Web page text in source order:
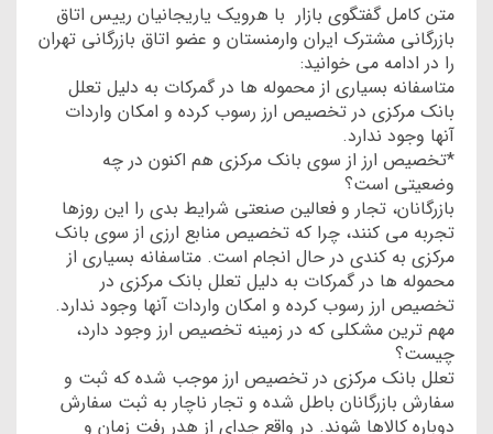
متن کامل گفتگوی بازار با هرویک یاریجانیان رییس اتاق
بازرگانی مشترک ایران وارمنستان و عضو اتاق بازرگانی تهران
را در ادامه می خوانید:
متاسفانه بسیاری از محموله ها در گمرکات به دلیل تعلل
بانک مرکزی در تخصیص ارز رسوب کرده و امکان واردات
آنها وجود ندارد.
*تخصیص ارز از سوی بانک مرکزی هم اکنون در چه
وضعیتی است؟
بازرگانان، تجار و فعالین صنعتی شرایط بدی را این روزها
تجربه می کنند، چرا که تخصیص منابع ارزی از سوی بانک
مرکزی به کندی در حال انجام است. متاسفانه بسیاری از
محموله ها در گمرکات به دلیل تعلل بانک مرکزی در
تخصیص ارز رسوب کرده و امکان واردات آنها وجود ندارد.
مهم ترین مشکلی که در زمینه تخصیص ارز وجود دارد،
چیست؟
تعلل بانک مرکزی در تخصیص ارز موجب شده که ثبت و
سفارش بازرگانان باطل شده و تجار ناچار به ثبت سفارش
دوباره کالاها شوند. در واقع جدای از هدر رفت زمان و